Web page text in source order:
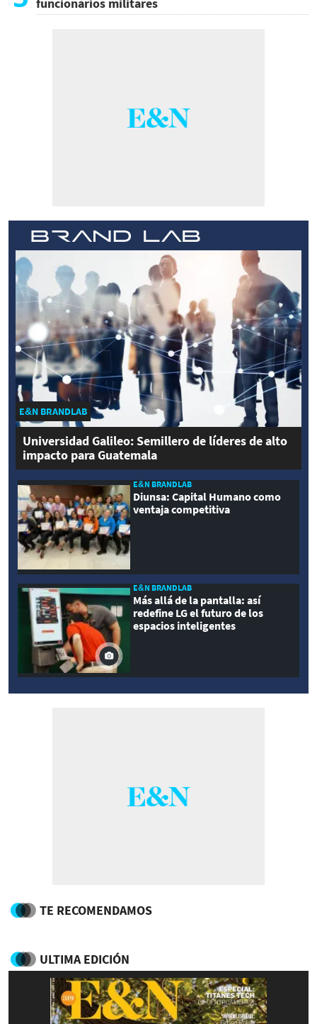
E&N BRANDLAB
Universidad Galileo: Semillero de líderes de alto
impacto para Guatemala
E&N BRANDLAB
Diunsa: Capital Humano como
ventaja competitiva
E&N BRANDLAB
Más allá de la pantalla: así
redefine LG el futuro de los
espacios inteligentes
TE RECOMENDAMOS
ULTIMA EDICIÓN